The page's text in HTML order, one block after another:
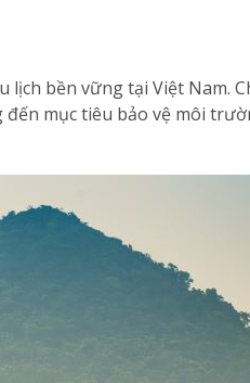
bền vững tại Việt Nam.
mục tiêu bảo vệ môi